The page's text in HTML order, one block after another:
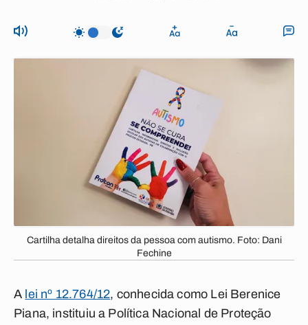
Cartilha detalha direitos da pessoa com autismo. Foto: Dani
Fechine
A lei nº 12.764/12, conhecida como Lei Berenice
Piana, instituiu a Política Nacional de Proteção